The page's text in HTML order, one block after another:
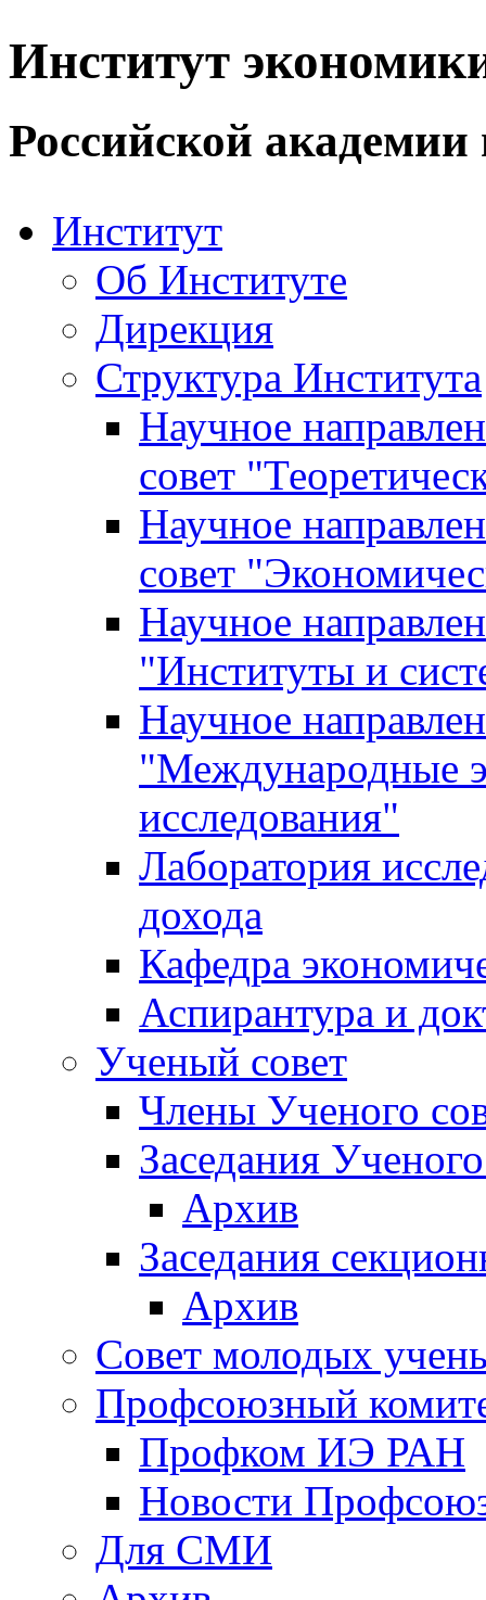
Институт
Российской академии
Институт
Об Институте
Дирекция
Структура Института
Научное
совет
Научное
совет
Научное
"Институты и
Научное
"Международные
исследования"
Лаборатория
дохода
Кафедра
Аспирантура и
Ученый совет
Члены Ученого
Заседания
Архив
Заседания
Архив
Совет молодых
Профсоюзный
Профком ИЭ РАН
Новости
Для СМИ